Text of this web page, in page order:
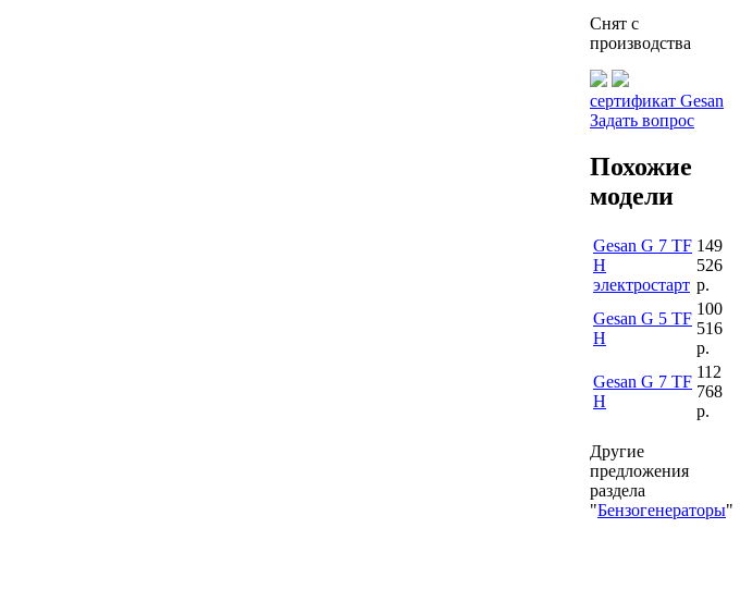
Снят с
производства
сертификат Gesan
Задать вопрос
Похожие
модели
Gesan G 7 TF
H
электростарт
149
526
р.
Gesan G 5 TF
H
100
516
р.
Gesan G 7 TF
H
112
768
р.
Другие
предложения
раздела
"Бензогенераторы"